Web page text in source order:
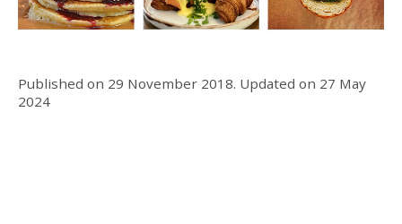
Published on 29 November 2018. Updated on 27 May
2024